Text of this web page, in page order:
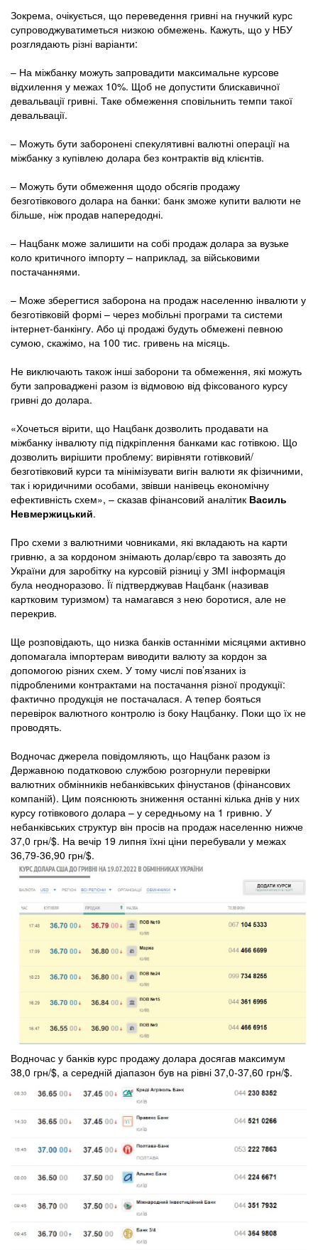
Зокрема, очікується, що переведення гривні на гнучкий курс
супроводжуватиметься низкою обмежень. Кажуть, що у НБУ
розглядають різні варіанти:
– На міжбанку можуть запровадити максимальне курсове
відхилення у межах 10%. Щоб не допустити блискавичної
девальвації гривні. Таке обмеження сповільнить темпи такої
девальвації.
– Можуть бути заборонені спекулятивні валютні операції на
міжбанку з купівлею долара без контрактів від клієнтів.
– Можуть бути обмеження щодо обсягів продажу
безготівкового долара на банки: банк зможе купити валюти не
більше, ніж продав напередодні.
– Нацбанк може залишити на собі продаж долара за вузьке
коло критичного імпорту – наприклад, за військовими
постачаннями.
– Може зберегтися заборона на продаж населенню інвалюти у
безготівковій формі – через мобільні програми та системи
інтернет-банкінгу. Або ці продажі будуть обмежені певною
сумою, скажімо, на 100 тис. гривень на місяць.
Не виключають також інші заборони та обмеження, які можуть
бути запроваджені разом із відмовою від фіксованого курсу
гривні до долара.
«Хочеться вірити, що Нацбанк дозволить продавати на
міжбанку інвалюту під підкріплення банками кас готівкою. Що
дозволить вирішити проблему: вирівняти готівковий/
безготівковий курси та мінімізувати вигін валюти як фізичними,
так і юридичними особами, звівши нанівець економічну
ефективність схем», – сказав фінансовий аналітик Василь
Невмержицький.
Про схеми з валютними човниками, які вкладають на карти
гривню, а за кордоном знімають долар/євро та завозять до
України для заробітку на курсовій різниці у ЗМІ інформація
була неодноразово. Її підтверджував Нацбанк (називав
картковим туризмом) та намагався з нею боротися, але не
перекрив.
Ще розповідають, що низка банків останніми місяцями активно
допомагала імпортерам виводити валюту за кордон за
допомогою різних схем. У тому числі пов’язаних із
підробленими контрактами на постачання різної продукції:
фактично продукція не постачалася. А тепер бояться
перевірок валютного контролю із боку Нацбанку. Поки що їх не
проводять.
Водночас джерела повідомляють, що Нацбанк разом із
Державною податковою службою розгорнули перевірки
валютних обмінників небанківських фінустанов (фінансових
компаній). Цим пояснюють зниження останні кілька днів у них
курсу готівкового долара – у середньому на 1 гривню. У
небанківських структур він просів на продаж населенню нижче
37,0 грн/$. На вечір 19 липня їхні ціни перебували у межах
36,79-36,90 грн/$.
Водночас у банків курс продажу долара досягав максимум
38,0 грн/$, а середній діапазон був на рівні 37,0-37,60 грн/$.